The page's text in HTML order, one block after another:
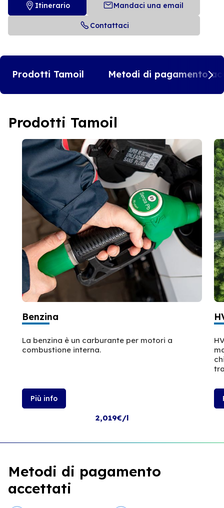
Itinerario Mandaci una email
Contattaci
Prodotti Tamoil Metodi di pagamento
Prodotti Tamoil
Benzina
La benzina è un carburante per motori a
combustione interna.
Più info
2,019€/l
Metodi di pagamento
accettati